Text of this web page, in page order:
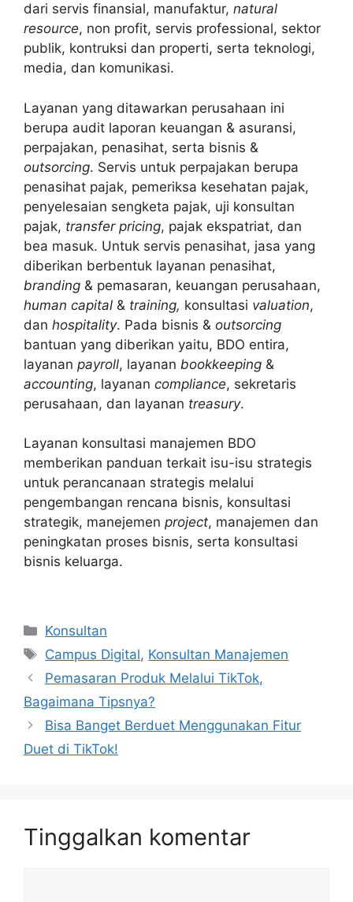
dari servis finansial, manufaktur, natural
resource, non profit, servis professional, sektor
publik, kontruksi dan properti, serta teknologi,
media, dan komunikasi.
Layanan yang ditawarkan perusahaan ini
berupa audit laporan keuangan & asuransi,
perpajakan, penasihat, serta bisnis &
outsorcing. Servis untuk perpajakan berupa
penasihat pajak, pemeriksa kesehatan pajak,
penyelesaian sengketa pajak, uji konsultan
pajak, transfer pricing, pajak ekspatriat, dan
bea masuk. Untuk servis penasihat, jasa yang
diberikan berbentuk layanan penasihat,
branding & pemasaran, keuangan perusahaan,
human capital & training, konsultasi valuation,
dan hospitality. Pada bisnis & outsorcing
bantuan yang diberikan yaitu, BDO entira,
layanan payroll, layanan bookkeeping &
accounting, layanan compliance, sekretaris
perusahaan, dan layanan treasury.
Layanan konsultasi manajemen BDO
memberikan panduan terkait isu-isu strategis
untuk perancanaan strategis melalui
pengembangan rencana bisnis, konsultasi
strategik, manejemen project, manajemen dan
peningkatan proses bisnis, serta konsultasi
bisnis keluarga.
Kategori
Konsultan
Tag
Campus Digital, Konsultan Manajemen
Pemasaran Produk Melalui TikTok,
Bagaimana Tipsnya?
Bisa Banget Berduet Menggunakan Fitur
Duet di TikTok!
Tinggalkan komentar